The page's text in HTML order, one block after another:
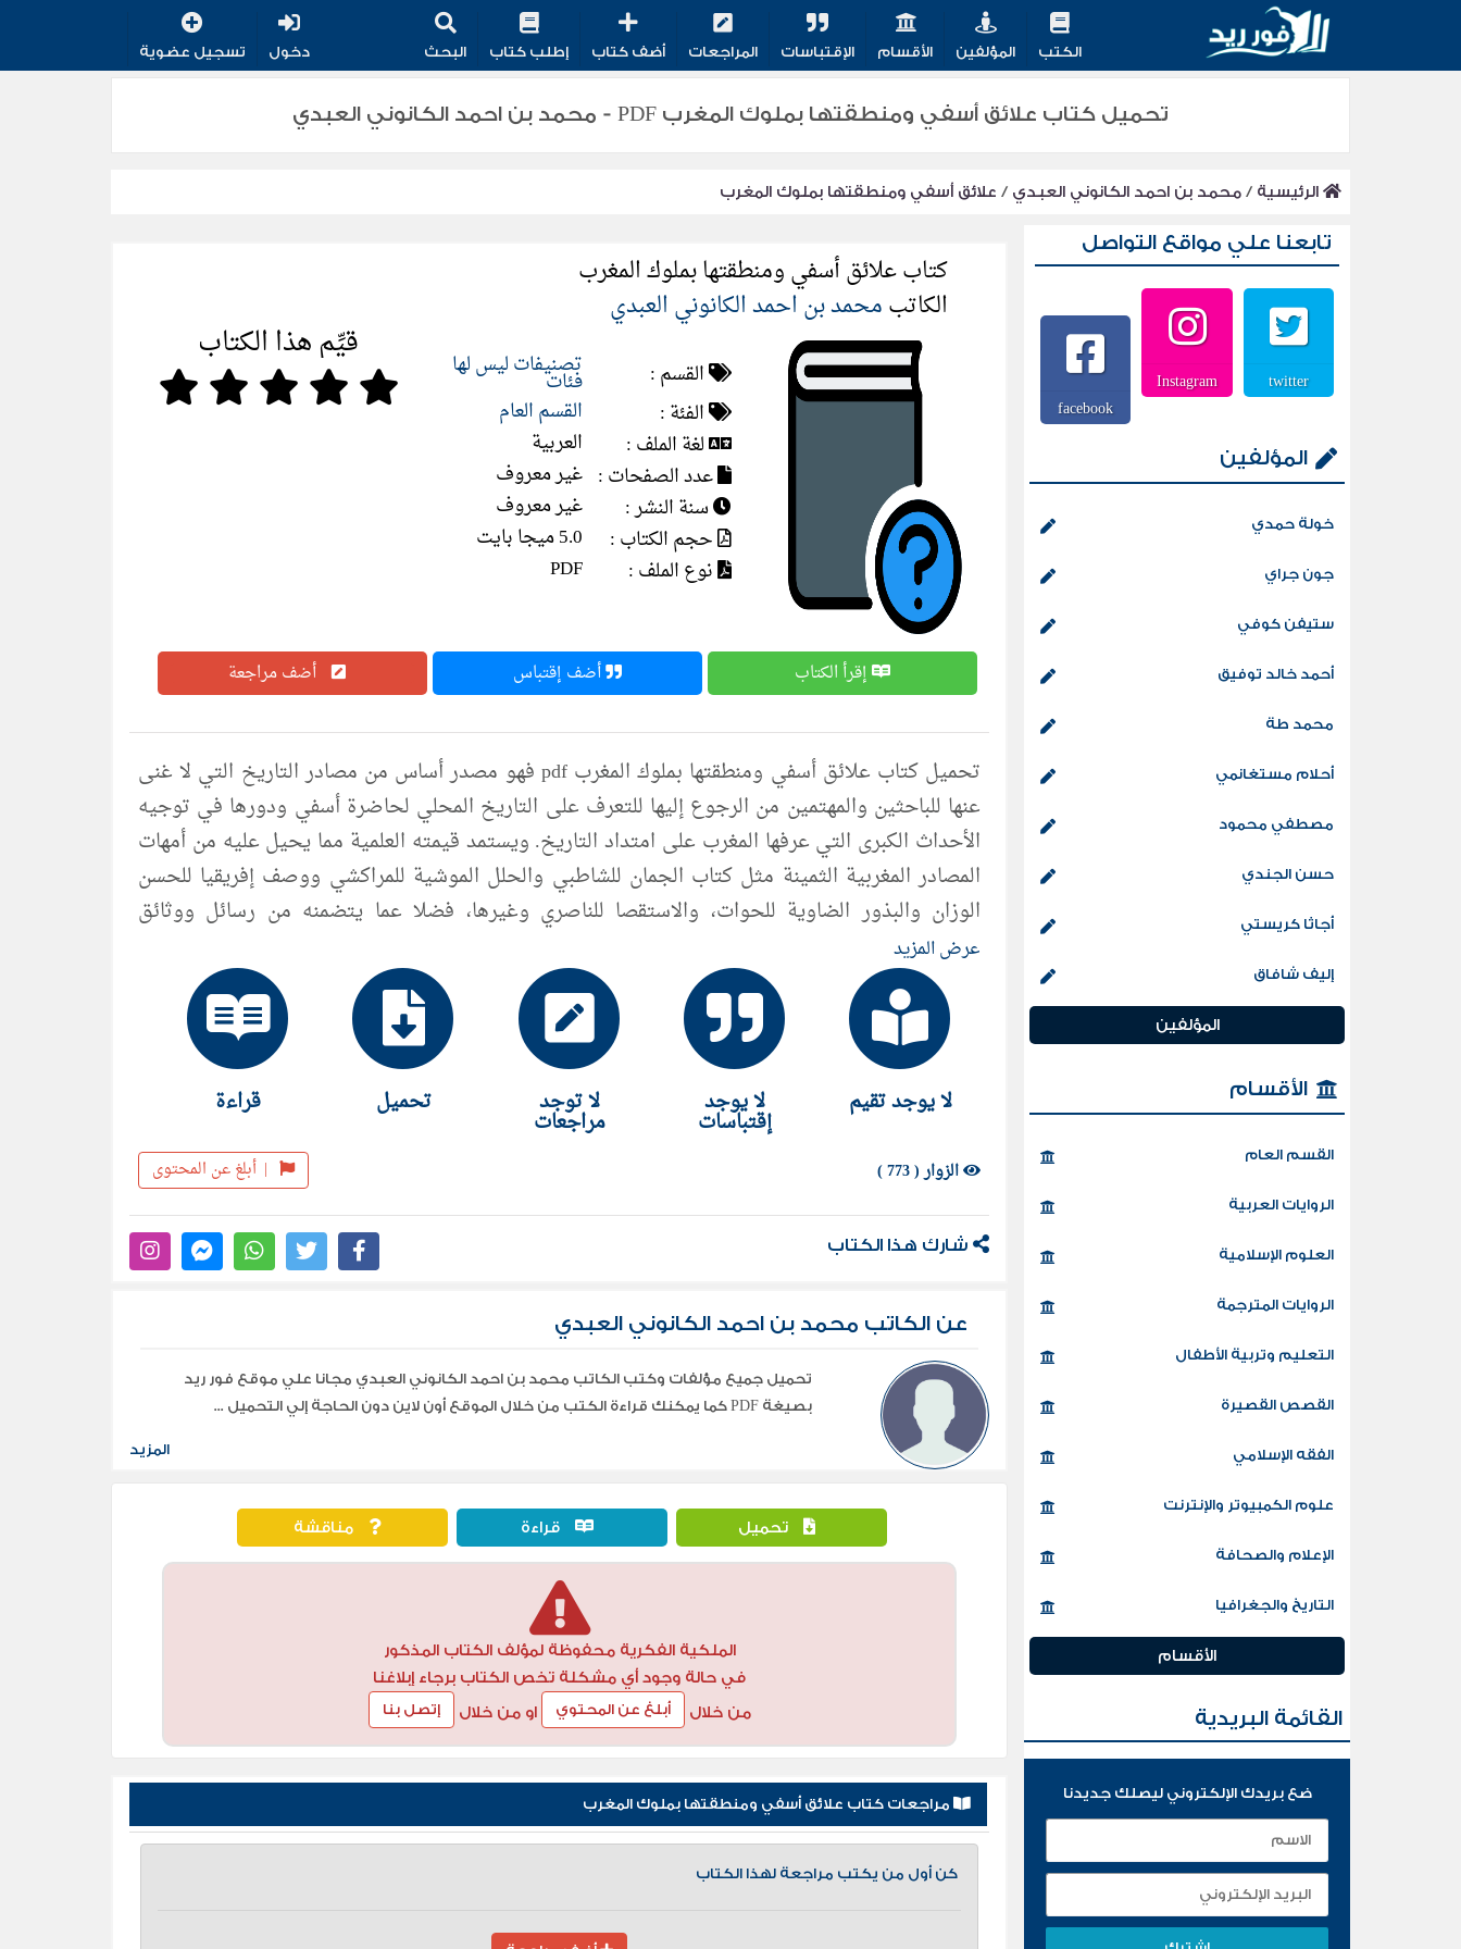
الكتب المؤلفين الأقسام الإقتباسات المراجعات أضف كتاب إطلب كتاب البحث دخول تسجيل عضوية
تحميل كتاب علائق أسفي ومنطقتها بملوك المغرب PDF - محمد بن احمد الكانوني العبدي
الرئيسية /محمد بن احمد الكانوني العبدي / علائق أسفي ومنطقتها بملوك المغرب
كتاب علائق أسفي ومنطقتها بملوك المغرب
الكاتبمحمد بن احمد الكانوني العبدي
القسم : تصنيفات ليس لها
فئات
الفئة :
القسم العام
لغة الملف :
العربية
عدد الصفحات : غير معروف
سنة النشر :
غير معروف
حجم الكتاب :
5.0 ميجا بايت
نوع الملف :
PDF
قيِّم هذا الكتاب
إقرأ الكتاب أضف إقتباس أضف مراجعة
تحميل كتاب علائق أسفي ومنطقتها بملوك المغرب pdf فهو مصدر أساس من مصادر التاريخ التي لا غنى
عنها للباحثين والمهتمين من الرجوع إليها للتعرف على التاريخ المحلي لحاضرة أسفي ودورها في توجيه
الأحداث الكبرى التي عرفها المغرب على امتداد التاريخ. ويستمد قيمته العلمية مما يحيل عليه من أمهات
المصادر المغربية الثمينة مثل كتاب الجمان للشاطبي والحلل الموشية للمراكشي ووصف إفريقيا للحسن
الوزان والبذور الضاوية للحوات، والاستقصا للناصري وغيرها، فضلا عما يتضمنه من رسائل ووثائق
وشهادات حية ونقول من بعض الكتابات الأجنبية ككتابات شينيي الفرنسي ودوسوزي ومانويل البرتغاليين،
وغيرهم. .
عرض المزيد
لا يوجد تقيم لا يوجد
إقتباسات
لا توجد
مراجعات
تحميل قراءة
| أبلغ عن المحتوى الزوار ( 773 )
شارك هذا الكتاب
عن الكاتب محمد بن احمد الكانوني العبدي
تحميل جميع مؤلفات وكتب الكاتب محمد بن احمد الكانوني العبدي مجانا علي موقع فور ريد
بصيغة PDF كما يمكنك قراءة الكتب من خلال الموقع أون لاين دون الحاجة إلي التحميل ...
المزيد
تحميل قراءة مناقشة
الملكية الفكرية محفوظة لمؤلف الكتاب المذكور
في حالة وجود أي مشكلة تخص الكتاب برجاء إبلاغنا
من خلال
أبلغ عن المحتوي او من خلال إتصل بنا
مراجعات كتاب علائق أسفي ومنطقتها بملوك المغرب
كن أول من يكتب مراجعة لهذا الكتاب
تابعنا علي مواقع التواصل
twitter
Instagram
facebook
المؤلفين
خولة حمدي
جون جراي
ستيفن كوفي
أحمد خالد توفيق
محمد طة
أحلام مستغانمي
مصطفي محمود
حسن الجندي
أجاثا كريستي
إليف شافاق
المؤلفين
الأقسام
القسم العام
الروايات العربية
العلوم الإسلامية
الروايات المترجمة
التعليم وتربية الأطفال
القصص القصيرة
الفقه الإسلامي
علوم الكمبيوتر والإنترنت
الإعلام والصحافة
التاريخ والجغرافيا
الأقسام
القائمة البريدية
ضع بريدك الإلكتروني ليصلك جديدنا